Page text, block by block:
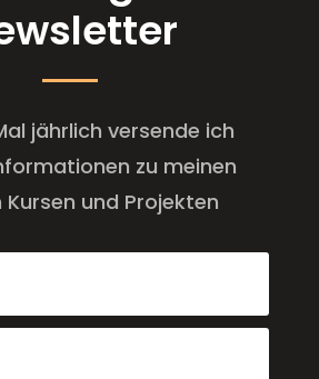
jährlich versende ich
zu meinen
und Projekten